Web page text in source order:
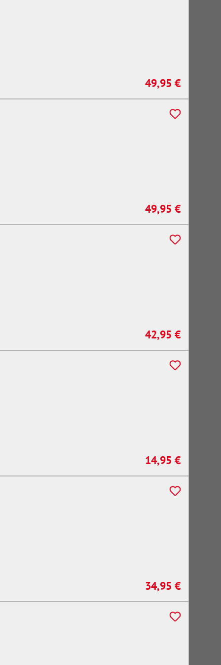
Regulärer Preis:
49,95 €
Regulärer Preis:
49,95 €
Regulärer Preis:
42,95 €
Regulärer Preis:
14,95 €
Regulärer Preis:
34,95 €